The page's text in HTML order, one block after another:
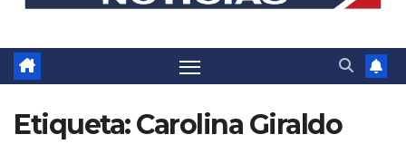
Etiqueta:Carolina Giraldo